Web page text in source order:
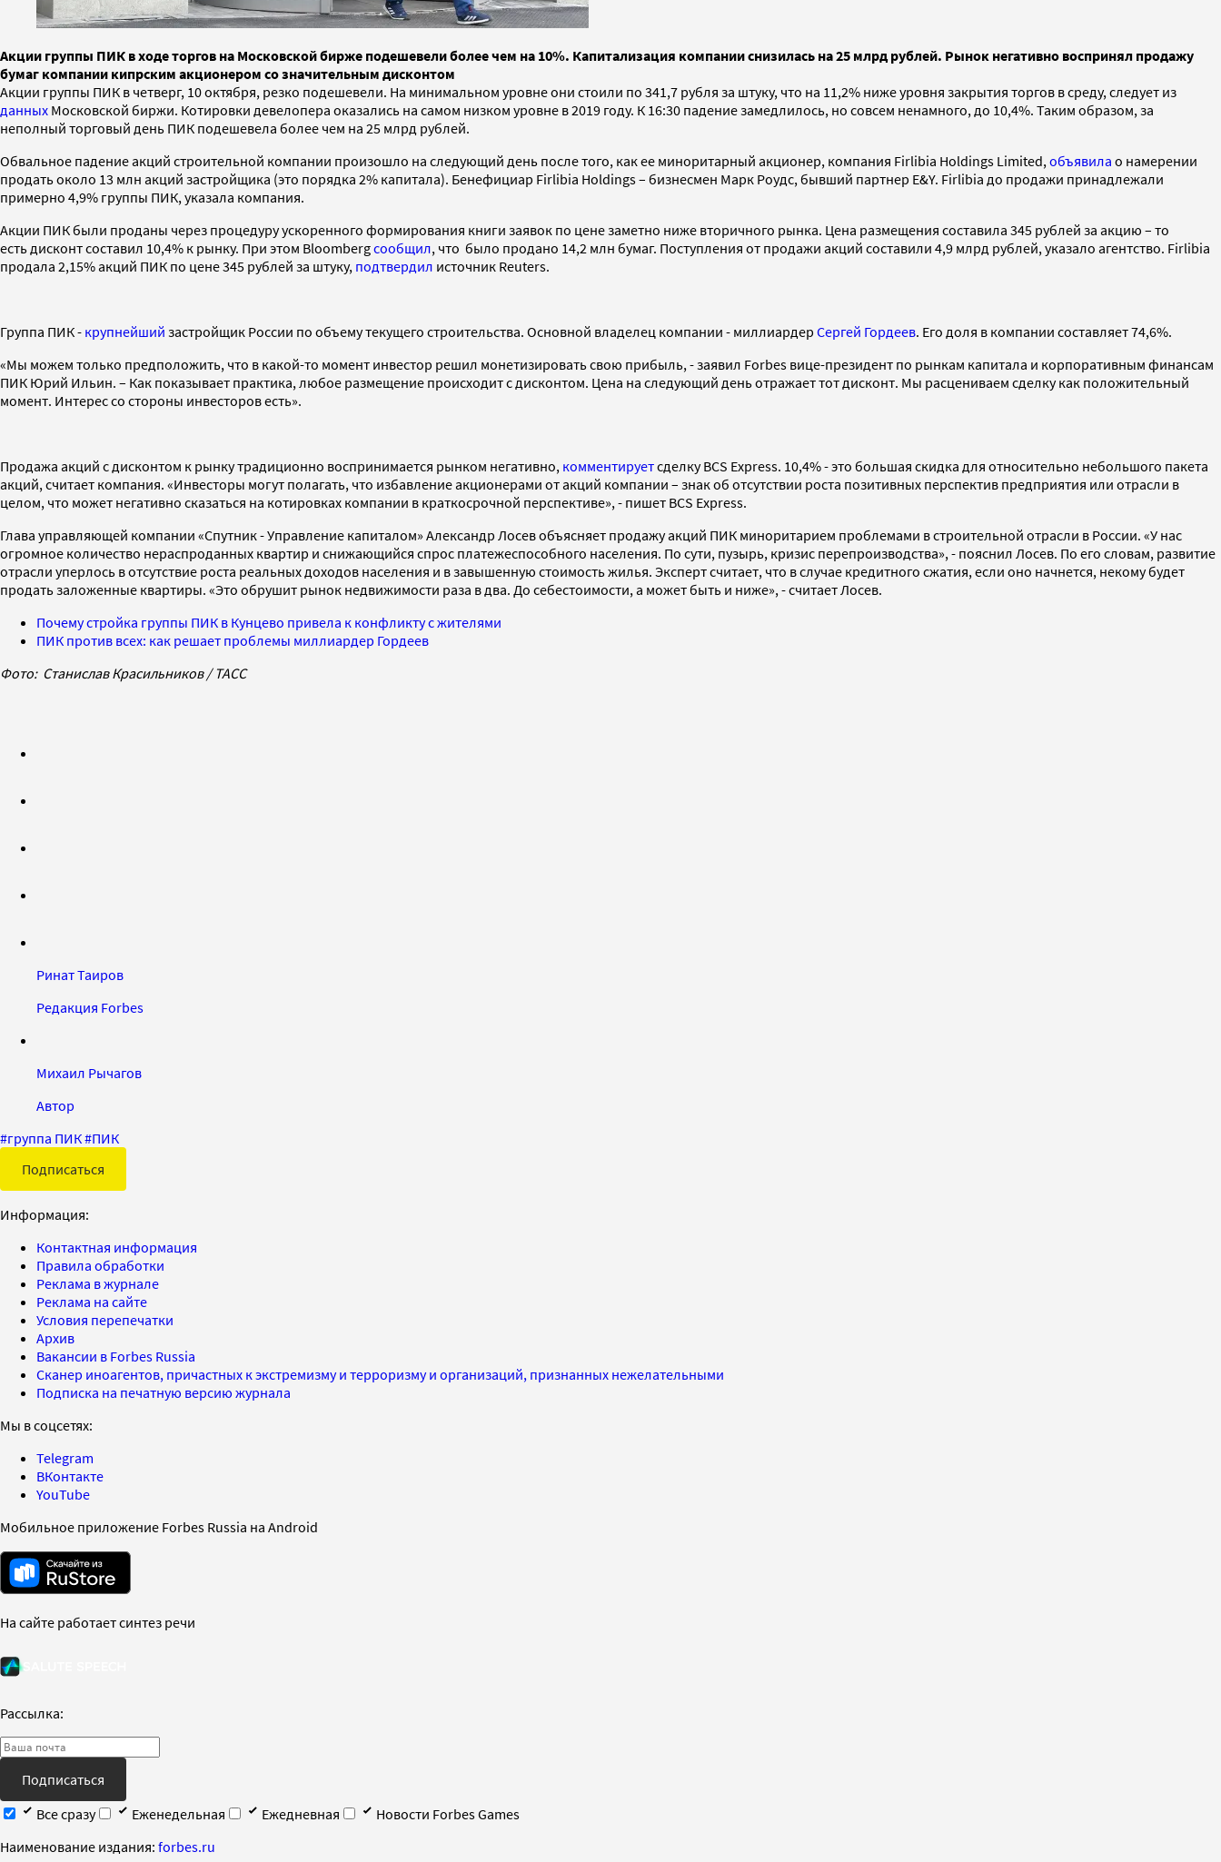
Акции группы ПИК в ходе торгов на Московской бирже подешевели более чем на 10%. Капитализация компании снизилась на 25 млрд рублей. Рынок негативно воспринял продажу
бумаг компании кипрским акционером со значительным дисконтом
Акции группы ПИК в четверг, 10 октября, резко подешевели. На минимальном уровне они стоили по 341,7 рубля за штуку, что на 11,2% ниже уровня закрытия торгов в среду, следует из
данных Московской биржи. Котировки девелопера оказались на самом низком уровне в 2019 году. К 16:30 падение замедлилось, но совсем ненамного, до 10,4%. Таким образом, за
неполный торговый день ПИК подешевела более чем на 25 млрд рублей.
Обвальное падение акций строительной компании произошло на следующий день после того, как ее миноритарный акционер, компания Firlibia Holdings Limited, объявила о намерении
продать около 13 млн акций застройщика (это порядка 2% капитала). Бенефициар Firlibia Holdings – бизнесмен Марк Роудс, бывший партнер E&Y. Firlibia до продажи принадлежали
примерно 4,9% группы ПИК, указала компания.
Акции ПИК были проданы через процедуру ускоренного формирования книги заявок по цене заметно ниже вторичного рынка. Цена размещения составила 345 рублей за акцию – то
есть дисконт составил 10,4% к рынку. При этом Bloombergсообщил, что было продано 14,2 млн бумаг. Поступления от продажи акций составили 4,9 млрд рублей, указало агентство. Firlibia
продала 2,15% акций ПИК по цене 345 рублей за штуку, подтвердил источник Reuters.
Группа ПИК - крупнейший застройщик России по объему текущего строительства. Основной владелец компании - миллиардер Сергей Гордеев. Его доля в компании составляет 74,6%.
«Мы можем только предположить, что в какой-то момент инвестор решил монетизировать свою прибыль, - заявил Forbes вице-президент по рынкам капитала и корпоративным финансам
ПИК Юрий Ильин. – Как показывает практика, любое размещение происходит с дисконтом. Цена на следующий день отражает тот дисконт. Мы расцениваем сделку как положительный
момент. Интерес со стороны инвесторов есть».
Продажа акций с дисконтом к рынку традиционно воспринимается рынком негативно, комментируетсделку BCS Express. 10,4% - это большая скидка для относительно небольшого пакета
акций, считает компания. «Инвесторы могут полагать, что избавление акционерами от акций компании – знак об отсутствии роста позитивных перспектив предприятия или отрасли в
целом, что может негативно сказаться на котировках компании в краткосрочной перспективе», - пишет BCS Express.
Глава управляющей компании «Спутник - Управление капиталом» Александр Лосев объясняет продажу акций ПИК миноритарием проблемами в строительной отрасли в России. «У нас
огромное количество нераспроданных квартир и снижающийся спрос платежеспособного населения. По сути, пузырь, кризис перепроизводства», - пояснил Лосев. По его словам, развитие
отрасли уперлось в отсутствие роста реальных доходов населения и в завышенную стоимость жилья. Эксперт считает, что в случае кредитного сжатия, если оно начнется, некому будет
продать заложенные квартиры. «Это обрушит рынок недвижимости раза в два. До себестоимости, а может быть и ниже», - считает Лосев.
Почему стройка группы ПИК в Кунцево привела к конфликту с жителями
ПИК против всех: как решает проблемы миллиардер Гордеев
Фото: Станислав Красильников / ТАСС
Ринат Таиров
Редакция Forbes
Михаил Рычагов
Автор
#группа ПИК#ПИК
Подписаться
Информация:
Контактная информация
Правила обработки
Реклама в журнале
Реклама на сайте
Условия перепечатки
Архив
Вакансии в Forbes Russia
Сканер иноагентов, причастных к экстремизму и терроризму и организаций, признанных нежелательными
Подписка на печатную версию журнала
Мы в соцсетях:
Telegram
ВКонтакте
YouTube
Мобильное приложение Forbes Russia на Android
На сайте работает синтез речи
Рассылка:
Подписаться
Все сразу
Еженедельная Ежедневная
Новости Forbes Games
Наименование издания: forbes.ru